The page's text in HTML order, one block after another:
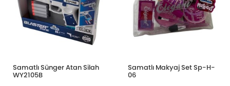
Samatlı Sünger Atan Silah
WY2105B
Samatlı Makyaj Set Sp-H-
06